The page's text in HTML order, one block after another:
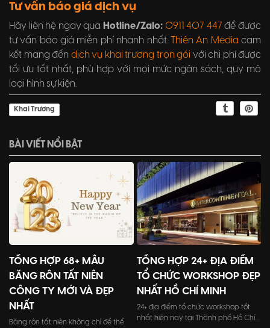
Tư vấn báo giá dịch vụ
Hãy liên hệ ngay qua Hotline/Zalo: 0911 407 447 để được
tư vấn báo giá miễn phí nhanh nhất. Thiên An Media cam
kết mang đến dịch vụ khai trương trọn gói với chi phí được
tối ưu tốt nhất, phù hợp với mọi mức ngân sách, quy mô
loại hình sự kiện.
Khai Trương
BÀI VIẾT NỔI BẬT
TỔNG HỢP 68+ MẪU
BĂNG RÔN TẤT NIÊN
CÔNG TY MỚI VÀ ĐẸP
NHẤT
Băng rôn tất niên không chỉ để thể
TỔNG HỢP 24+ ĐỊA ĐIỂM
TỔ CHỨC WORKSHOP ĐẸP
NHẤT HỒ CHÍ MINH
24+ địa điểm tổ chức workshop tốt
nhất hiện nay tại Thành phố Hồ Chí